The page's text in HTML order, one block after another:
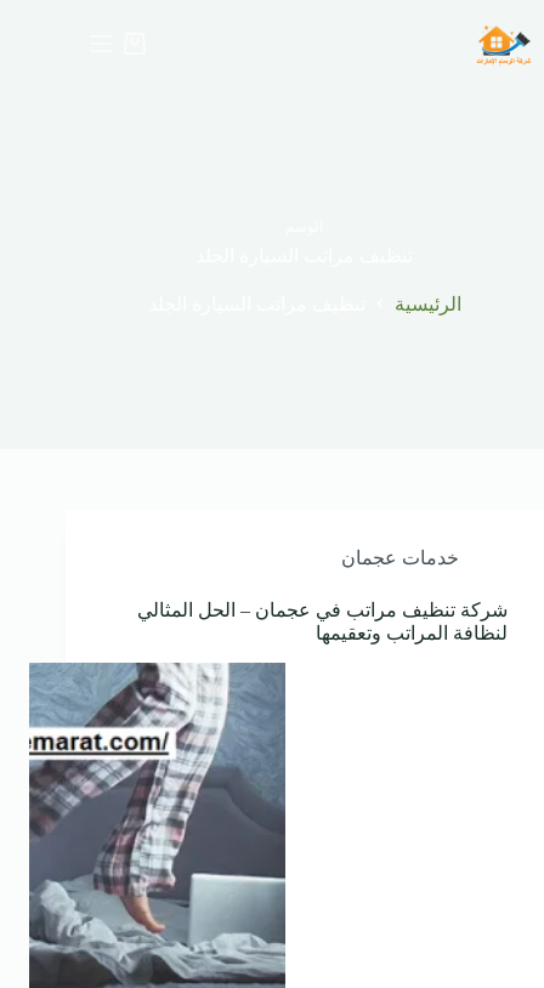
إلى
المحتوى
الرئيسية
خدمات عجمان
شركة تنظيف مراتب في عجمان – الحل المثالي
لنظافة المراتب وتعقيمها